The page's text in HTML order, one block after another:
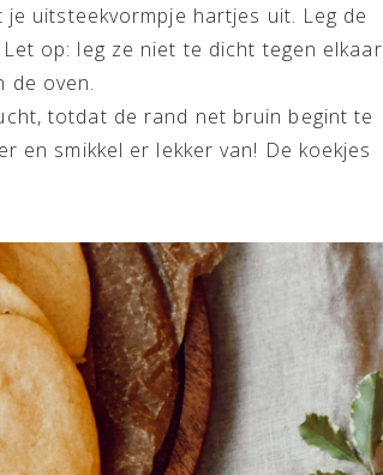
uitsteekvormpje hartjes uit. Leg de
op: leg ze niet te dicht tegen elkaar
de oven.
totdat de rand net bruin begint te
en smikkel er lekker van! De koekjes